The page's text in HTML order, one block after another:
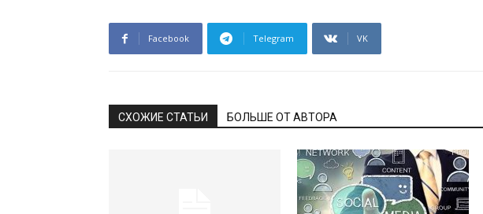
Facebook Telegram VK
СХОЖИЕ СТАТЬИ БОЛЬШЕ ОТ АВТОРА